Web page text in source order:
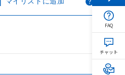
FAQ
チャット